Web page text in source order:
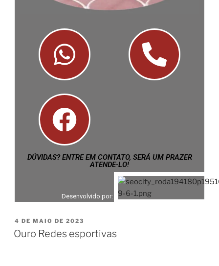
DÚVIDAS? ENTRE EM CONTATO, SERÁ UM PRAZER
ATENDE-LO!
Desenvolvido por:
4 DE MAIO DE 2023
Ouro Redes esportivas